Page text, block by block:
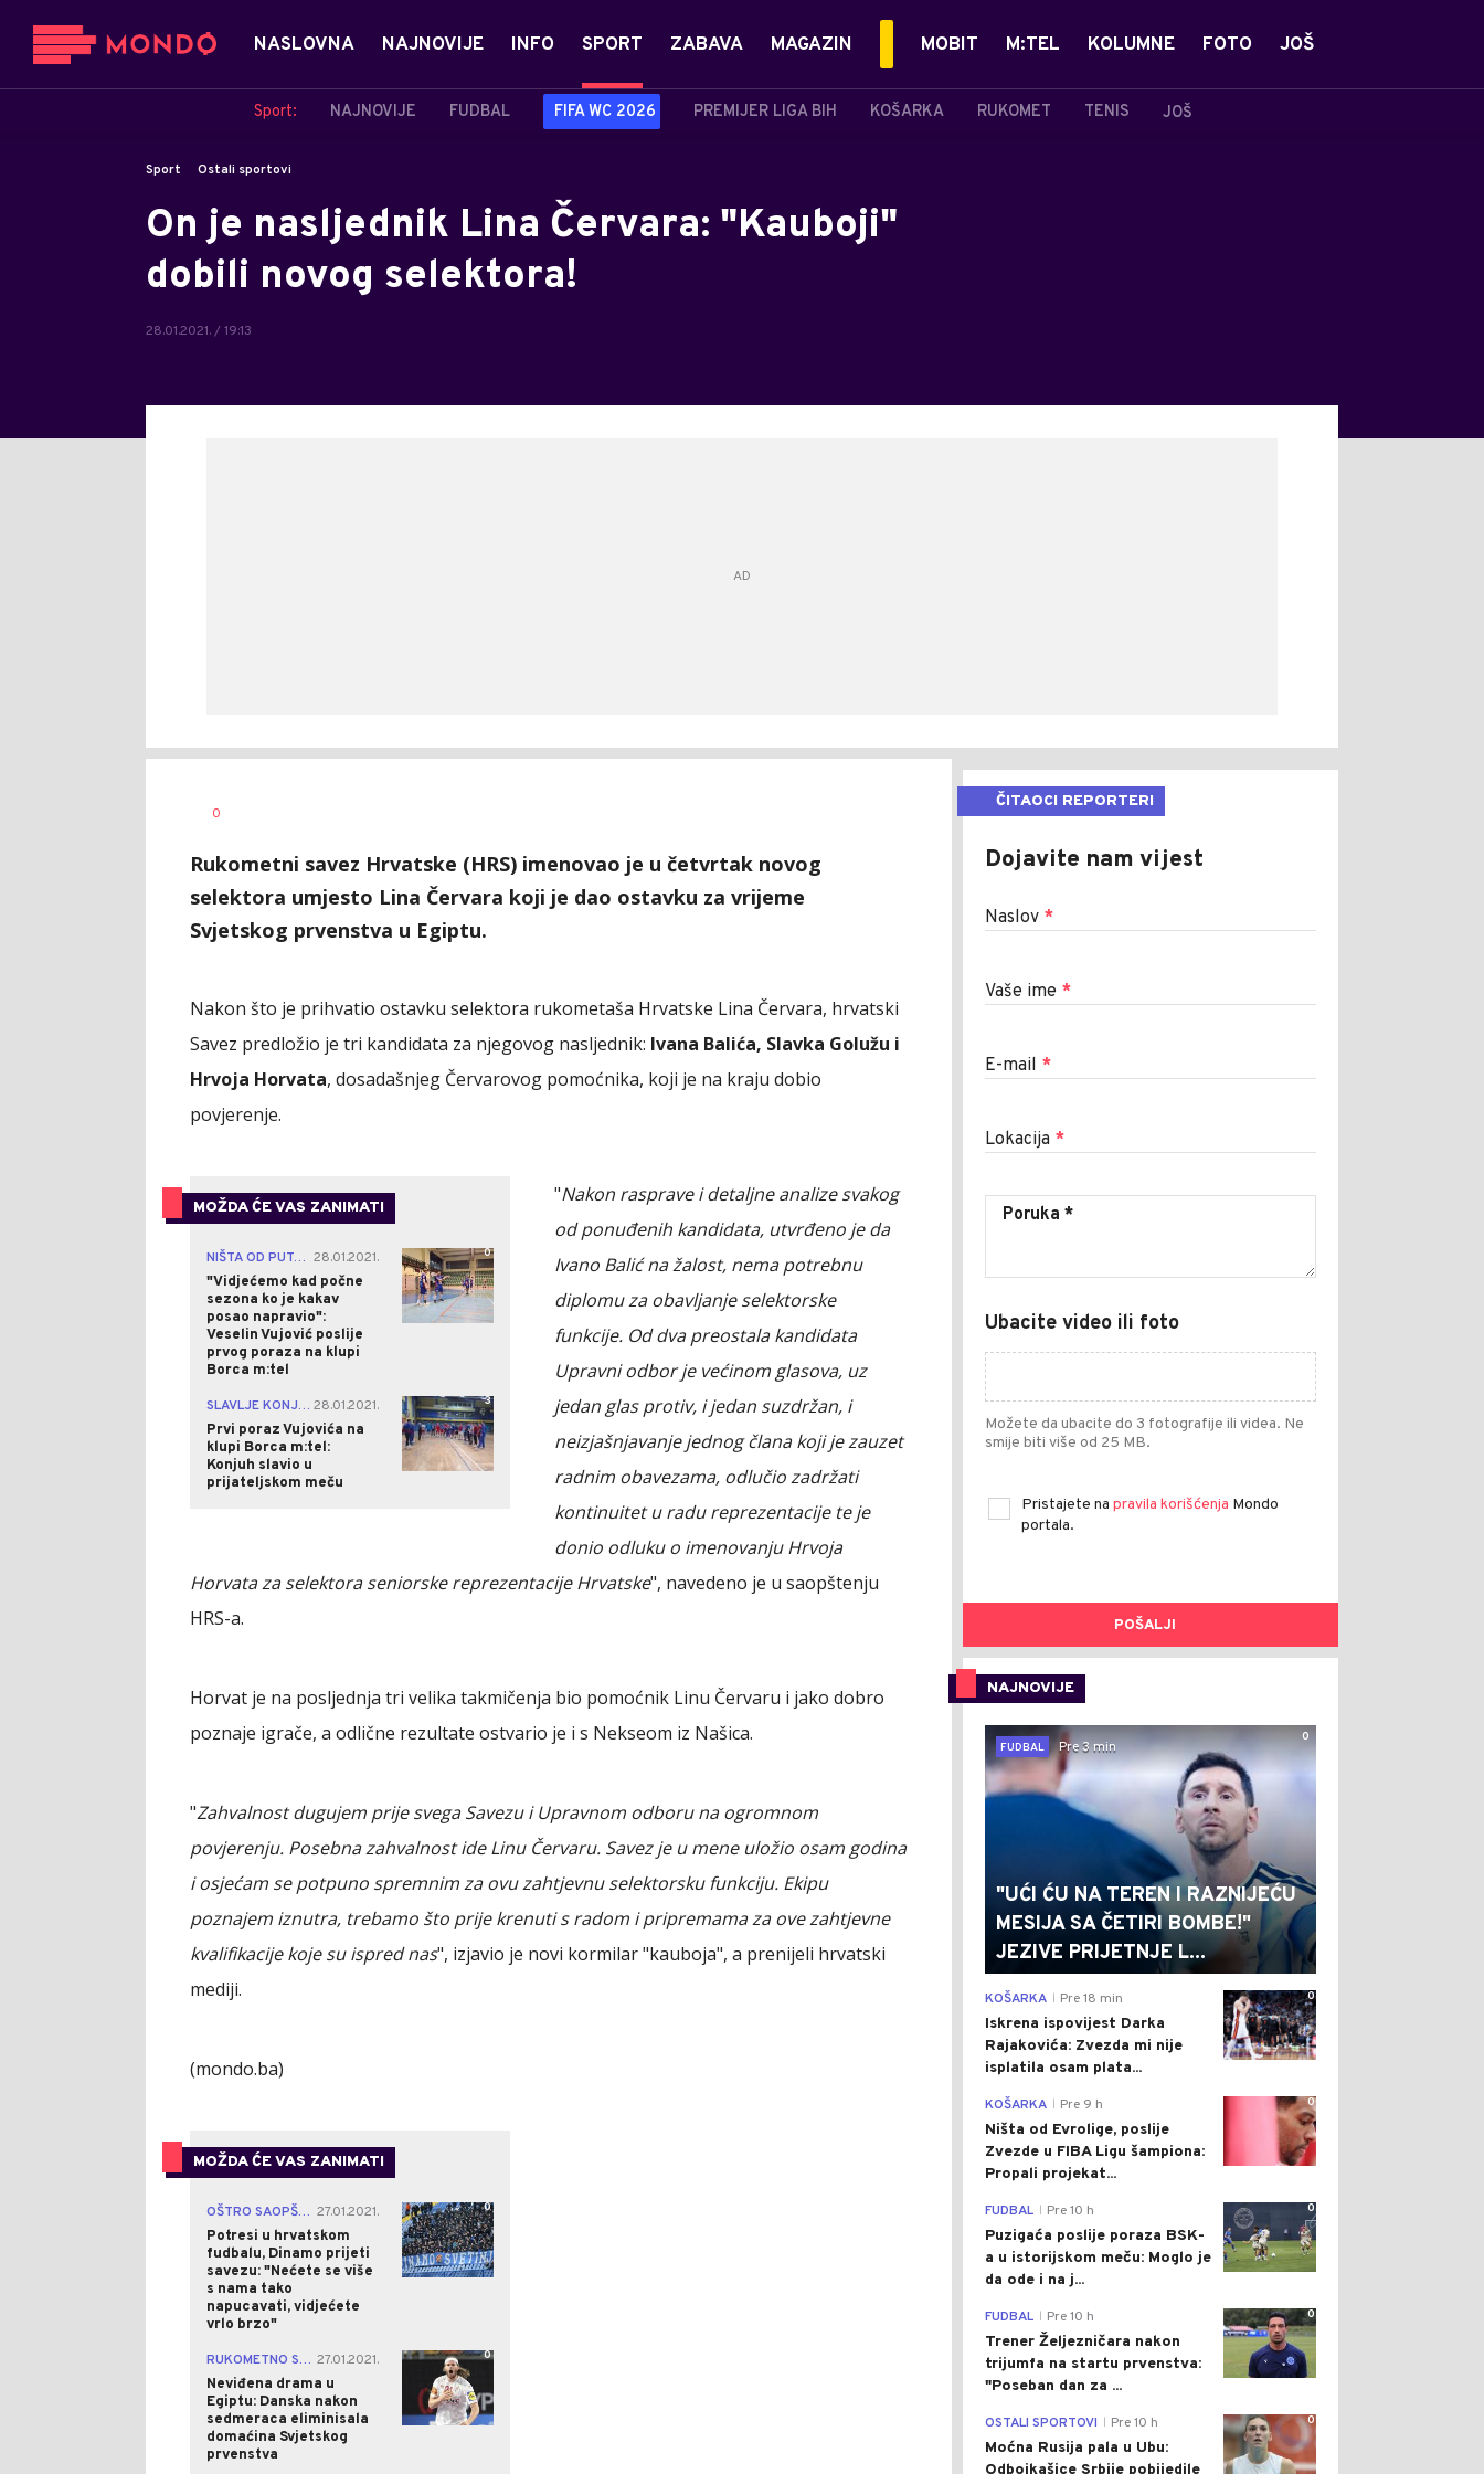
NASLOVNA NAJNOVIJE INFO SPORT
Sport: NAJNOVIJE FUDBAL FIFA WC 2026 PREMIJER LIGA BIH KOŠARKA RUKOMET TENIS JOŠ
ZABAVA MAGAZIN MOBIT M:TEL KOLUMNE FOTO JOŠ
Sport Ostali sportovi
On je nasljednik Lina Červara: "Kauboji"
dobili novog selektora!
28.01.2021. / 19:13
AUTOR
0
Rukometni savez Hrvatske (HRS) imenovao je u četvrtak novog
selektora umjesto Lina Červara koji je dao ostavku za vrijeme
Svjetskog prvenstva u Egiptu.
Nakon što je prihvatio ostavku selektora rukometaša Hrvatske Lina Červara, hrvatski
Savez predložio je tri kandidata za njegovog nasljednik: Ivana Balića, Slavka Golužu i
Hrvoja Horvata, dosadašnjeg Červarovog pomoćnika, koji je na kraju dobio
povjerenje.
MOŽDA ĆE VAS ZANIMATI
NIŠTA OD PUTA U SRBIJU 28.01.2021.
"Vidjećemo kad počne
sezona ko je kakav
posao napravio":
Veselin Vujović poslije
prvog poraza na klupi
Borca m:tel
0
SLAVLJE KONJUHA 28.01.2021.
Prvi poraz Vujovića na
klupi Borca m:tel:
Konjuh slavio u
prijateljskom meču
3
"Nakon rasprave i detaljne analize svakog
od ponuđenih kandidata, utvrđeno je da
Ivano Balić na žalost, nema potrebnu
diplomu za obavljanje selektorske
funkcije. Od dva preostala kandidata
Upravni odbor je većinom glasova, uz
jedan glas protiv, i jedan suzdržan, i
neizjašnjavanje jednog člana koji je zauzet
radnim obavezama, odlučio zadržati
kontinuitet u radu reprezentacije te je
donio odluku o imenovanju Hrvoja
Horvata za selektora seniorske reprezentacije Hrvatske", navedeno je u saopštenju
HRS-a.
Horvat je na posljednja tri velika takmičenja bio pomoćnik Linu Červaru i jako dobro
poznaje igrače, a odlične rezultate ostvario je i s Nekseom iz Našica.
"Zahvalnost dugujem prije svega Savezu i Upravnom odboru na ogromnom
povjerenju. Posebna zahvalnost ide Linu Červaru. Savez je u mene uložio osam godina
i osjećam se potpuno spremnim za ovu zahtjevnu selektorsku funkciju. Ekipu
poznajem iznutra, trebamo što prije krenuti s radom i pripremama za ove zahtjevne
kvalifikacije koje su ispred nas", izjavio je novi kormilar "kauboja", a prenijeli hrvatski
mediji.
(mondo.ba)
MOŽDA ĆE VAS ZANIMATI
OŠTRO SAOPŠTENJE 27.01.2021.
Potresi u hrvatskom
fudbalu, Dinamo prijeti
savezu: "Nećete se više
s nama tako
napucavati, vidjećete
vrlo brzo"
0
RUKOMETNO SP 27.01.2021.
Neviđena drama u
Egiptu: Danska nakon
sedmeraca eliminisala
domaćina Svjetskog
prvenstva
0
ČITAOCI REPORTERI
Dojavite nam vijest
Naslov *
Vaše ime *
E-mail *
Lokacija *
Ubacite video ili foto
Možete da ubacite do 3 fotografije ili videa. Ne
smije biti više od 25 MB.
Pristajete na pravila korišćenja Mondo
portala.
POŠALJI
NAJNOVIJE
0
FUDBAL
Pre 3 min
"UĆI ĆU NA TEREN I RAZNIJEĆU
MESIJA SA ČETIRI BOMBE!"
JEZIVE PRIJETNJE L...
0
KOŠARKA Pre 18 min
Iskrena ispovijest Darka
Rajakovića: Zvezda mi nije
isplatila osam plata...
0
KOŠARKA Pre 9 h
Ništa od Evrolige, poslije
Zvezde u FIBA Ligu šampiona:
Propali projekat...
0
FUDBAL Pre 10 h
Puzigaća poslije poraza BSK-
a u istorijskom meču: Moglo je
da ode i na j...
0
FUDBAL Pre 10 h
Trener Željezničara nakon
trijumfa na startu prvenstva:
"Poseban dan za ...
0
OSTALI SPORTOVI Pre 10 h
Moćna Rusija pala u Ubu:
Odbojkašice Srbije pobijedile